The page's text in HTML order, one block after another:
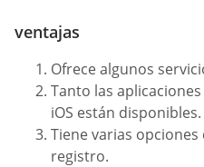
ventajas
Ofrece algunos
Tanto las
iOS están disponibles.
Tiene varias
registro.